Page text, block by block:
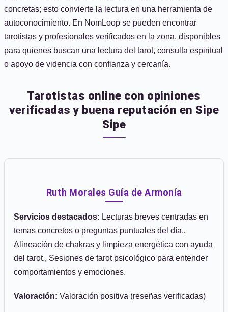
concretas; esto convierte la lectura en una herramienta de
autoconocimiento. En NomLoop se pueden encontrar
tarotistas y profesionales verificados en la zona, disponibles
para quienes buscan una lectura del tarot, consulta espiritual
o apoyo de videncia con confianza y cercanía.
Tarotistas online con opiniones
verificadas y buena reputación en Sipe
Sipe
Ruth Morales Guía de Armonía
Servicios destacados: Lecturas breves centradas en
temas concretos o preguntas puntuales del día.,
Alineación de chakras y limpieza energética con ayuda
del tarot., Sesiones de tarot psicológico para entender
comportamientos y emociones.
Valoración: Valoración positiva (reseñas verificadas)